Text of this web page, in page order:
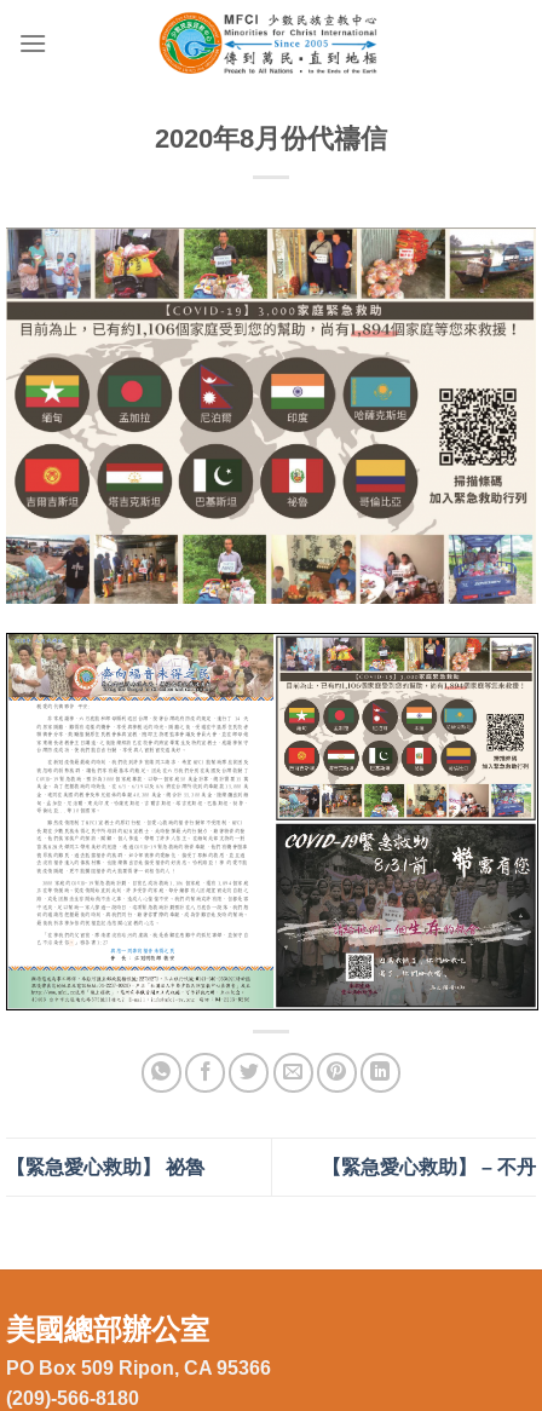
2020年8月份代禱信
【緊急愛心救助】 祕魯 【緊急愛心救助】 – 不丹
美國總部辦公室
PO Box 509 Ripon, CA 95366
(209)-566-8180